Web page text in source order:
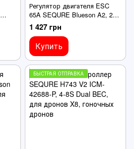
Регулятор двигателя ESC
65A SEQURE Blueson A2, 2–
6S, AM32, для гоночных
дронов
1 427 грн
Купить
БЫСТРАЯ ОТПРАВКА